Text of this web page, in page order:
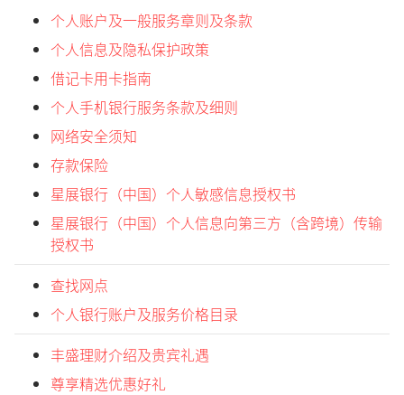
个人账户及一般服务章则及条款
个人信息及隐私保护政策
借记卡用卡指南
个人手机银行服务条款及细则
网络安全须知
存款保险
星展银行（中国）个人敏感信息授权书
星展银行（中国）个人信息向第三方（含跨境）传输
授权书
查找网点
个人银行账户及服务价格目录
丰盛理财介绍及贵宾礼遇
尊享精选优惠好礼